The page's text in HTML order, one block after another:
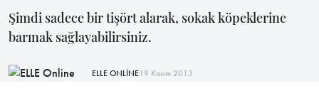
Şimdi sadece bir tişört alarak, sokak köpeklerine
barınak sağlayabilirsiniz.
ELLE ONLİNE19 Kasım 2013